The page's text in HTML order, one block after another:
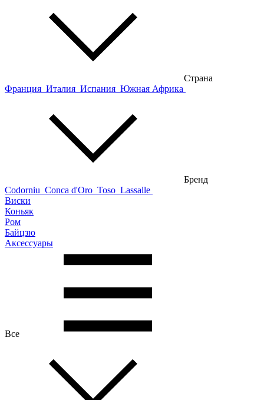
Страна
Франция Италия Испания Южная Африка
Бренд
Codorniu Conca d'Oro Toso Lassalle
Виски
Коньяк
Ром
Байцзю
Аксессуары
Все